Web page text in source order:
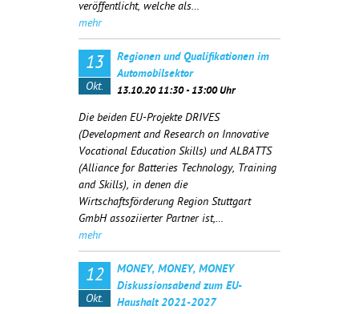
veröffentlicht, welche als…
mehr
13
Okt.
Regionen und Qualifikationen im
Automobilsektor
13.10.20 11:30 - 13:00 Uhr
Die beiden EU-Projekte DRIVES
(Development and Research on Innovative
Vocational Education Skills) und ALBATTS
(Alliance for Batteries Technology, Training
and Skills), in denen die
Wirtschaftsförderung Region Stuttgart
GmbH assoziierter Partner ist,…
mehr
12
Okt.
MONEY, MONEY, MONEY
Diskussionsabend zum EU-
Haushalt 2021-2027